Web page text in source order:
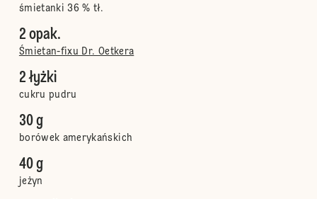
śmietanki 36 % tł.
2 opak.
Śmietan-fixu Dr. Oetkera
2 łyżki
cukru pudru
30 g
borówek amerykańskich
40 g
jeżyn